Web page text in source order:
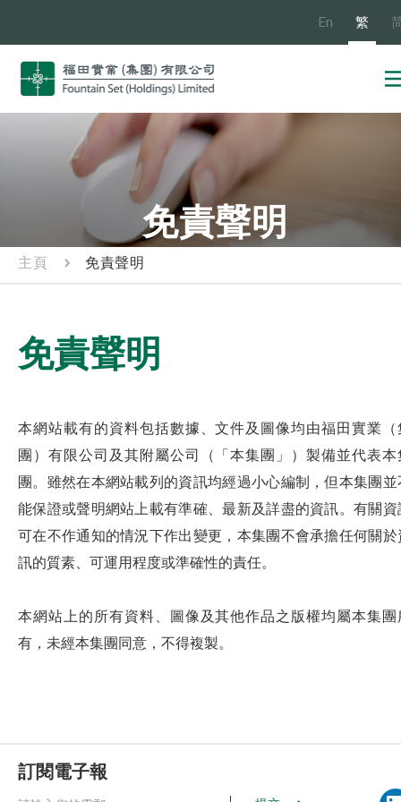
En 繁
免責聲明
主頁 免責聲明
免責聲明
本網站載有的資料包括數據、文件及圖像均由福田實業（
團）有限公司及其附屬公司（「本集團」）製備並代表本
團。雖然在本網站載列的資訊均經過小心編制，但本集團並
能保證或聲明網站上載有準確、最新及詳盡的資訊。有關資
可在不作通知的情況下作出變更，本集團不會承擔任何關於
訊的質素、可運用程度或準確性的責任。
本網站上的所有資料、圖像及其他作品之版權均屬本集團
有，未經本集團同意，不得複製。
訂閱電子報